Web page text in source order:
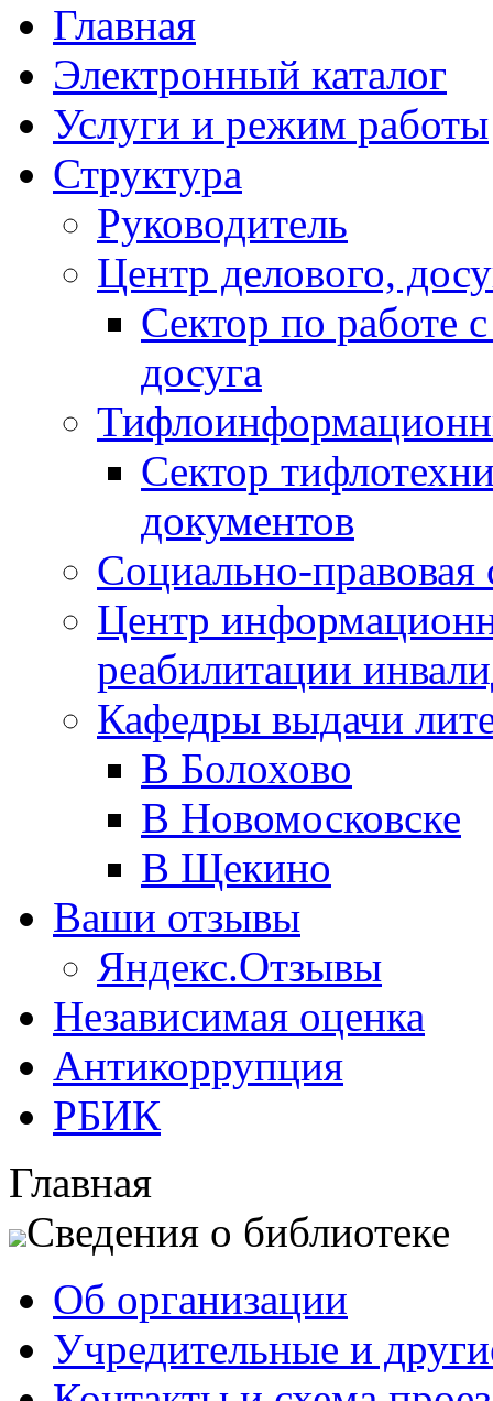
Главная
Электронный каталог
Услуги и режим работы
Структура
Руководитель
Центр делового,
Сектор по работе
досуга
Сектор
документов
Социально-правовая
Центр
реабилитации
Кафедры выдачи
В Болохово
В Новомосковске
В Щекино
Ваши отзывы
Яндекс.Отзывы
Независимая оценка
Антикоррупция
РБИК
Главная
Сведения о библиотеке
Об организации
Учредительные и